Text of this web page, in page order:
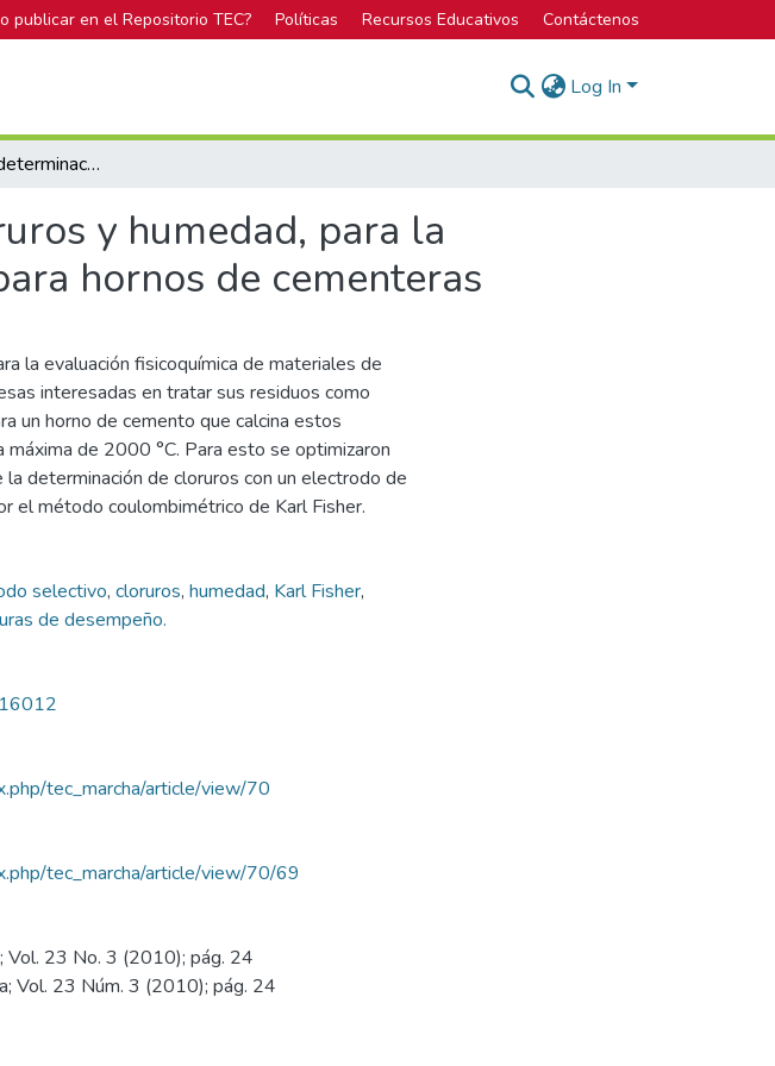
publicar en el Repositorio TEC? Políticas Recursos Educativos Contáctenos
Log In
Validación de la determinación de cloruros y humedad, para la evaluación de combustibles alternos para hornos de cementeras
y humedad, para la
hornos de cementeras
la evaluación fisicoquímica de materiales de
interesadas en tratar sus residuos como
un horno de cemento que calcina estos
de 2000 °C. Para esto se optimizaron
determinación de cloruros con un electrodo de
el método coulombimétrico de Karl Fisher.
selectivo, cloruros, humedad, Karl Fisher,
de desempeño.
tec_marcha/article/view/70
tec_marcha/article/view/70/69
Vol. 23 No. 3 (2010); pág. 24
Vol. 23 Núm. 3 (2010); pág. 24